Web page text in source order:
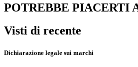
POTREBBE PIACERTI
Visti di recente
Dichiarazione legale sui marchi